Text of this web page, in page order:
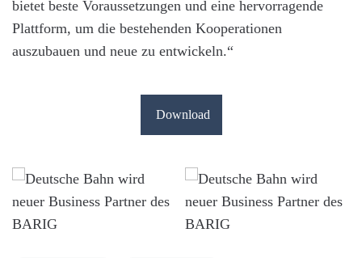
bietet beste Voraussetzungen und eine hervorragende
Plattform, um die bestehenden Kooperationen
auszubauen und neue zu entwickeln.“
Download